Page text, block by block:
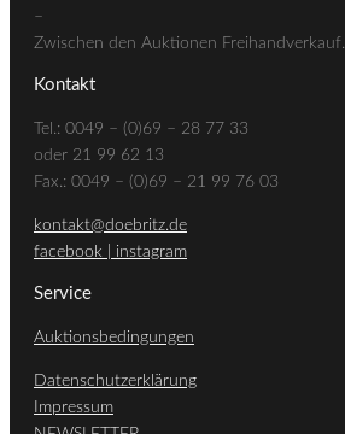
–
Zwischen den Auktionen Freihandverkauf.
Kontakt
Tel.: 0049 – (0)69 – 28 77 33
oder 21 99 62 13
Fax.: 0049 – (0)69 – 21 99 76 03
kontakt@doebritz.de
facebook | instagram
Service
Auktionsbedingungen
Datenschutzerklärung
Impressum